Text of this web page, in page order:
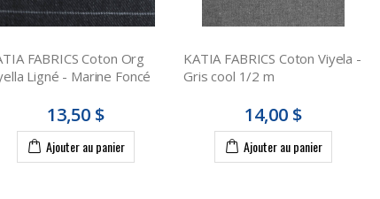
FABRICS Coton Org
Ligné - Marine Foncé
13,50 $
Ajouter au panier
KATIA FABRICS Coton Viyela -
Gris cool 1/2 m
14,00 $
Ajouter au panier